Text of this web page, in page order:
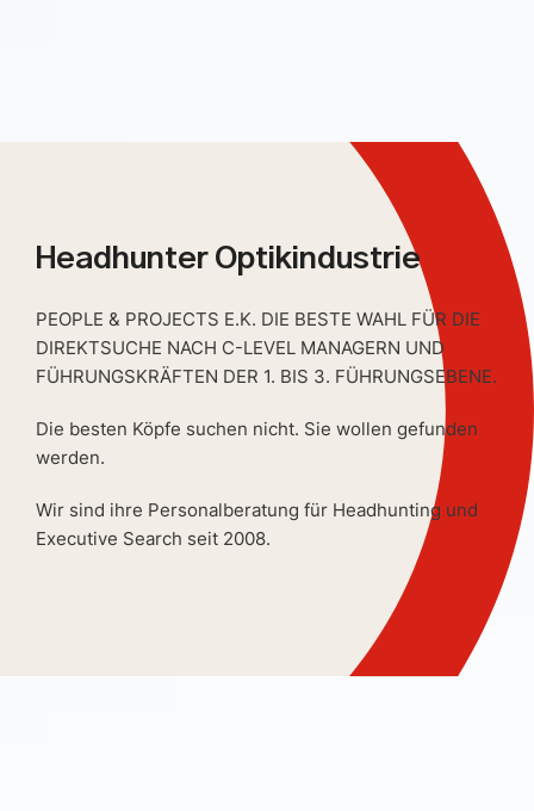
Headhunter Optikindustrie
PEOPLE & PROJECTS E.K. DIE BESTE WAHL FÜR DIE
DIREKTSUCHE NACH C-LEVEL MANAGERN UND
FÜHRUNGSKRÄFTEN DER 1. BIS 3. FÜHRUNGSEBENE.
Die besten Köpfe suchen nicht. Sie wollen gefunden
werden.
Wir sind ihre Personalberatung für Headhunting und
Executive Search seit 2008.